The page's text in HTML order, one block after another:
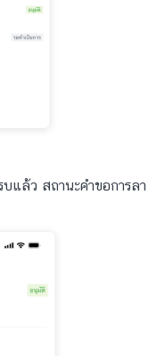
แล้ว สถานะคำขอการลา